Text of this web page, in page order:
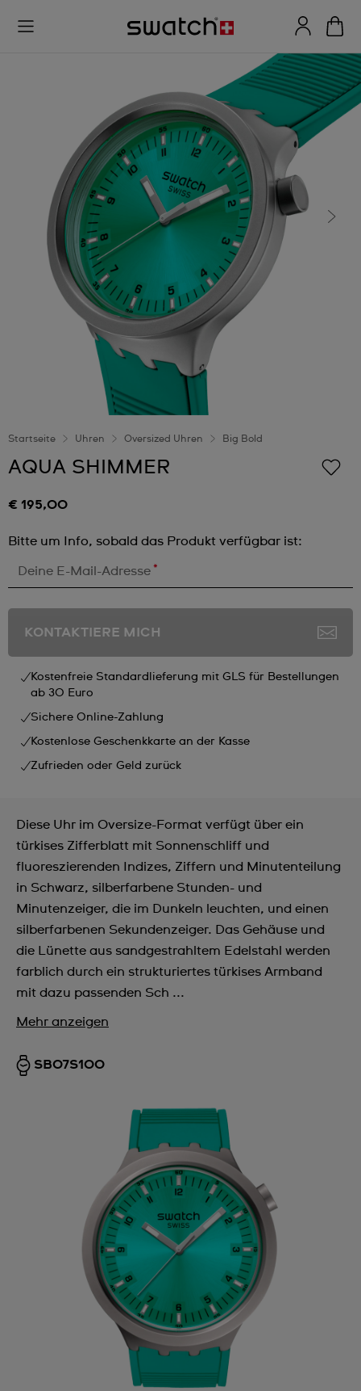
Startseite Uhren Oversized Uhren Big Bold
AQUA SHIMMER
€ 195,00
Bitte um Info, sobald das Produkt verfügbar ist:
Deine E-Mail-Adresse *
KONTAKTIERE MICH
Kostenfreie Standardlieferung mit GLS für Bestellungen
ab 30 Euro
Sichere Online-Zahlung
Kostenlose Geschenkkarte an der Kasse
Zufrieden oder Geld zurück
Diese Uhr im Oversize-Format verfügt über ein
türkises Zifferblatt mit Sonnenschliff und
fluoreszierenden Indizes, Ziffern und Minutenteilung
in Schwarz, silberfarbene Stunden- und
Minutenzeiger, die im Dunkeln leuchten, und einen
silberfarbenen Sekundenzeiger. Das Gehäuse und
die Lünette aus sandgestrahltem Edelstahl werden
farblich durch ein strukturiertes türkises Armband
mit dazu passenden Sch ...
Mehr anzeigen
SB07S100